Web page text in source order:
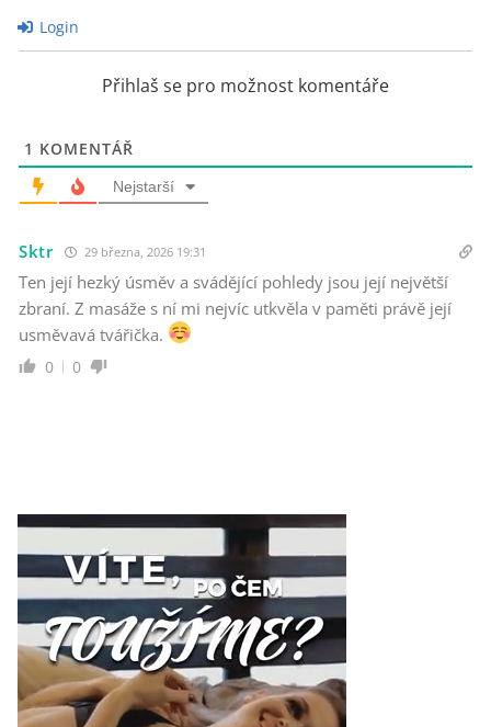
Login
Přihlaš se pro možnost komentáře
1 KOMENTÁŘ
Nejstarší
Sktr 29 března, 2026 19:31
Ten její hezký úsměv a svádějící pohledy jsou její největší
zbraní. Z masáže s ní mi nejvíc utkvěla v paměti právě její
usměvavá tvářička.
0 0